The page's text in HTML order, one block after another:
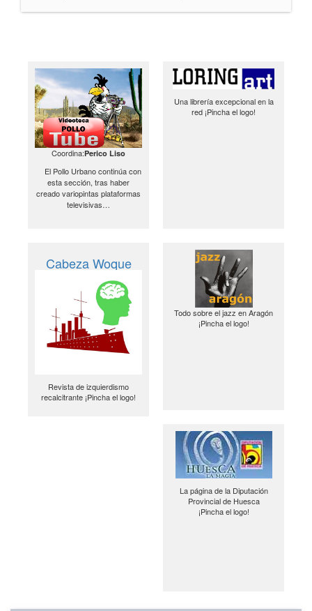
Coordina:Perico Liso
El Pollo Urbano continúa con
esta sección, tras haber
creado variopintas plataformas
televisivas…
Una librería excepcional en la
red ¡Pincha el logo!
Cabeza Woque
Revista de izquierdismo
recalcitrante ¡Pincha el logo!
Todo sobre el jazz en Aragón
¡Pincha el logo!
La página de la Diputación
Provincial de Huesca
¡Pincha el logo!